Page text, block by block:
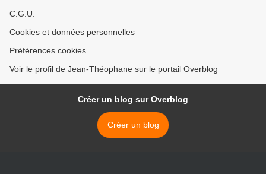
C.G.U.
Cookies et données personnelles
Préférences cookies
Voir le profil de Jean-Théophane sur le portail Overblog
Créer un blog sur Overblog
Créer un blog